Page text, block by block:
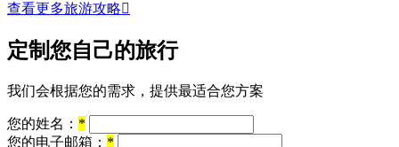
查看更多旅游攻略
定制您自己的旅行
我们会根据您的需求，提供最适合您方案
您的姓名： *
您的电子邮箱： *